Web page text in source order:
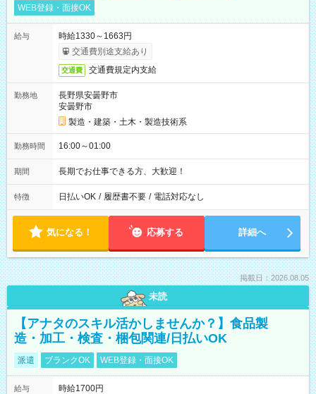
WEB登録・面接OK
給与
時給1330～1663円
交通費別途支給あり
交通費 交通費規定内支給
勤務地
長野県安曇野市
安曇野市
製造・建築・土木・製造技術系
勤務時間 16:00～01:00
期間 長期でお仕事できる方、大歓迎！
特徴 日払いOK / 履歴書不要 / 電話対応なし
気になる！ 応募する 詳細へ
掲載日：2026.08.05
未読
【アナタのスキル活かしませんか？】食品製
造・加工・検査・梱包関連/日払いOK
派遣 ブランクOK WEB登録・面接OK
給与
時給1700円